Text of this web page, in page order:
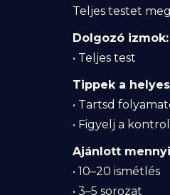
Teljes testet
Dolgozó izmok:
• Teljes test
Tippek a
• Tartsd
• Figyelj a
Ajánlott
• 10–20 ismétlés
• 3–5 sorozat